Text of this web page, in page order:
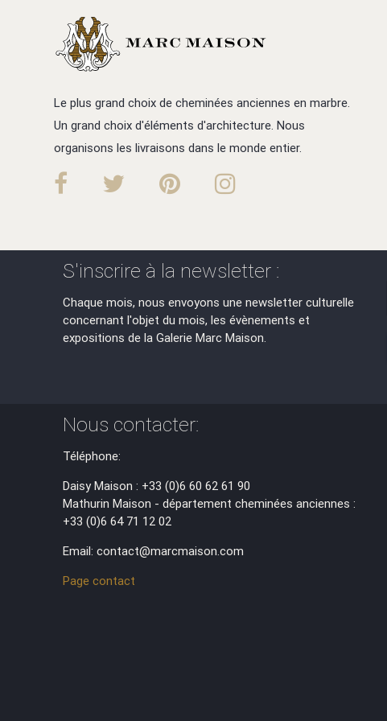
Le plus grand choix de cheminées anciennes en marbre.
Un grand choix d'éléments d'architecture. Nous
organisons les livraisons dans le monde entier.
S'inscrire à la newsletter :
Chaque mois, nous envoyons une newsletter culturelle
concernant l'objet du mois, les évènements et
expositions de la Galerie Marc Maison.
Nous contacter:
Téléphone:
Daisy Maison : +33 (0)6 60 62 61 90
Mathurin Maison - département cheminées anciennes :
+33 (0)6 64 71 12 02
Email: contact@marcmaison.com
Page contact